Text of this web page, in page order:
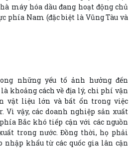
máy hóa dầu đang hoạt động chủ
phía Nam (đặc biệt là Vũng Tàu và
những yếu tố ảnh hưởng đến
khoảng cách về địa lý, chi phí vận
vật liệu lớn và bất ổn trong việc
vậy, các doanh nghiệp sản xuất
Bắc khó tiếp cận với các nguồn
trong nước. Đồng thời, họ phải
nhập khẩu từ các quốc gia lân cận